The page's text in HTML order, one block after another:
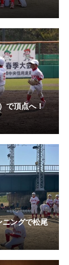
で頂点へ！
ニングで松尾